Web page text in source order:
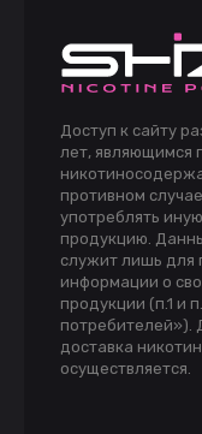
Доступ к сайту
лет, являющимся
противном
употреблять
продукцию.
служит лишь для
информации о
продукции (п.1 и
потребителей»).
доставка
осуществляется.